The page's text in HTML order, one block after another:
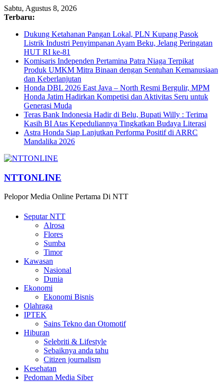
Sabtu, Agustus 8, 2026
Terbaru:
Dukung Ketahanan Pangan Lokal, PLN Kupang Pasok
Listrik Industri Penyimpanan Ayam Beku, Jelang Peringatan
HUT RI ke-81
Komisaris Independen Pertamina Patra Niaga Terpikat
Produk UMKM Mitra Binaan dengan Sentuhan Kemanusiaan
dan Keberlanjutan
Honda DBL 2026 East Java – North Resmi Bergulir, MPM
Honda Jatim Hadirkan Kompetisi dan Aktivitas Seru untuk
Generasi Muda
Teras Bank Indonesia Hadir di Belu, Bupati Willy : Terima
Kasih BI Atas Kepeduliannya Tingkatkan Budaya Literasi
Astra Honda Siap Lanjutkan Performa Positif di ARRC
Mandalika 2026
NTTONLINE
Pelopor Media Online Pertama Di NTT
Seputar NTT
Alrosa
Flores
Sumba
Timor
Kawasan
Nasional
Dunia
Ekonomi
Ekonomi Bisnis
Olahraga
IPTEK
Sains Tekno dan Otomotif
Hiburan
Selebriti & Lifestyle
Sebaiknya anda tahu
Citizen journalism
Kesehatan
Pedoman Media Siber